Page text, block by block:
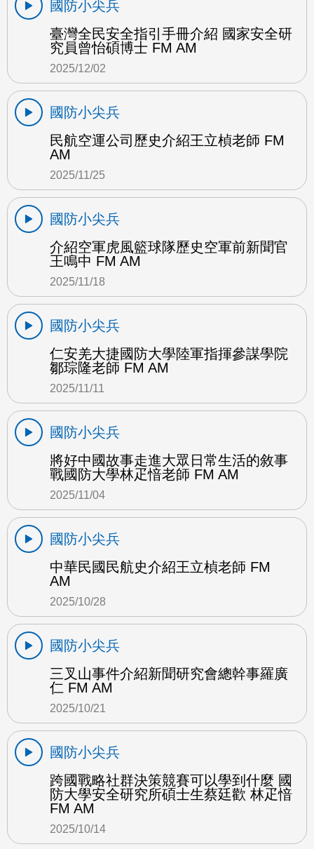
國防小尖兵
臺灣全民安全指引手冊介紹 國家安全研
究員曾怡碩博士 FM AM
2025/12/02
國防小尖兵
民航空運公司歷史介紹王立楨老師 FM
AM
2025/11/25
國防小尖兵
介紹空軍虎風籃球隊歷史空軍前新聞官
王鳴中 FM AM
2025/11/18
國防小尖兵
仁安羌大捷國防大學陸軍指揮參謀學院
鄒琮隆老師 FM AM
2025/11/11
國防小尖兵
將好中國故事走進大眾日常生活的敘事
戰國防大學林疋愔老師 FM AM
2025/11/04
國防小尖兵
中華民國民航史介紹王立楨老師 FM
AM
2025/10/28
國防小尖兵
三叉山事件介紹新聞研究會總幹事羅廣
仁 FM AM
2025/10/21
國防小尖兵
跨國戰略社群決策競賽可以學到什麼 國
防大學安全研究所碩士生蔡廷歡 林疋愔
FM AM
2025/10/14